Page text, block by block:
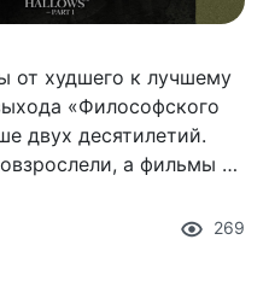
от худшего к лучшему
«Философского
двух десятилетий.
а фильмы о
269